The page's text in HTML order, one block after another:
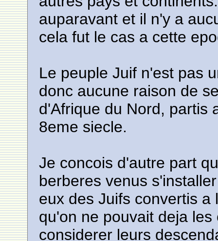
auparavant et il n'y a
cela fut le cas a cette
Le peuple Juif n'est pas
donc aucune raison de
d'Afrique du Nord, partis
8eme siecle.
Je concois d'autre part
berberes venus
eux des Juifs convertis
qu'on ne pouvait deja
considerer leurs